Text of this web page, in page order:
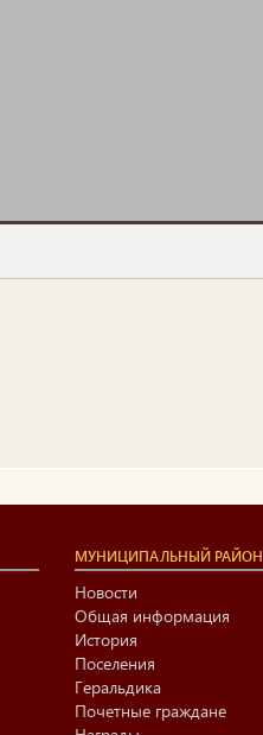
МУНИЦИПАЛЬНЫЙ РАЙОН
Новости
Общая информация
История
Поселения
Геральдика
Почетные граждане